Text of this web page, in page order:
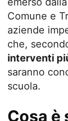
Comune e
aziende
che,
interventi
saranno
scuola.
Cosa è